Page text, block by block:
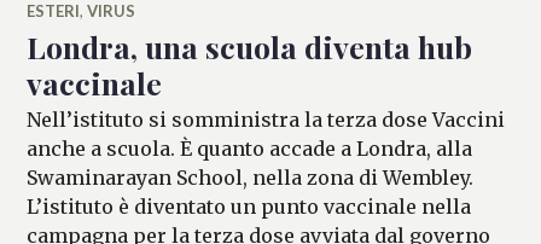
ESTERI,VIRUS
Londra, una scuola diventa hub
vaccinale
Nell’istituto si somministra la terza dose Vaccini
anche a scuola. È quanto accade a Londra, alla
Swaminarayan School, nella zona di Wembley.
L’istituto è diventato un punto vaccinale nella
campagna per la terza dose avviata dal governo